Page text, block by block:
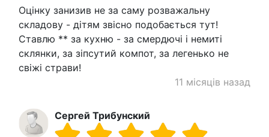
Оцінку занизив не за саму розважальну
складову - дітям звісно подобається тут!
Ставлю ** за кухню - за смердючі і немиті
склянки, за зіпсутий компот, за легенько не
свіжі страви!
11 місяців назад
Сергей Трибунский